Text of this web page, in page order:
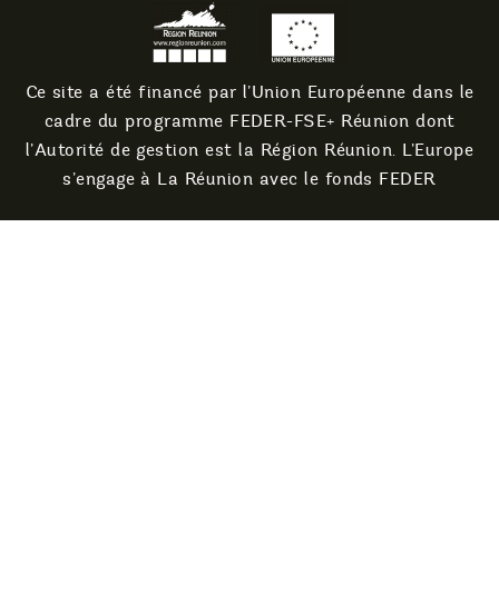
Ce site a été financé par l’Union Européenne dans le
cadre du programme FEDER-FSE+ Réunion dont
l’Autorité de gestion est la Région Réunion. L’Europe
s’engage à La Réunion avec le fonds FEDER